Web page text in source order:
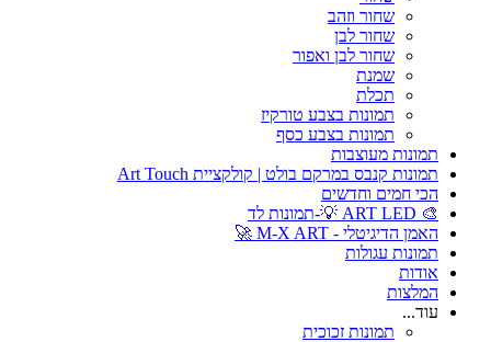
שחור וזהב
שחור לבן
שחור לבן ואפור
שמנת
תכלת
תמונות בצבע טורקיז
תמונות בצבע כסף
תמונות מעוצבות
תמונות קנבס במרקם בולט | קולקציית Art Touch
הכי חמים וחדשים
🎨 ART LED 💡-תמונות לד
האמן הדיגיטלי - M-X ART 🚀
תמונות עגולות
אודות
המלצות
עוד...
תמונות זכוכית